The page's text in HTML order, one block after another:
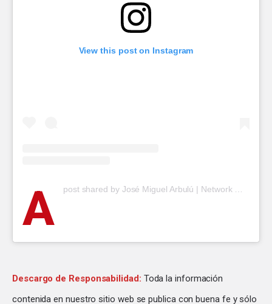
View this post on Instagram
A post shared by José Miguel Arbulú | Network Marketing (@revolucionmlm)
Descargo de Responsabilidad: Toda la información
contenida en nuestro sitio web se publica con buena fe y sólo